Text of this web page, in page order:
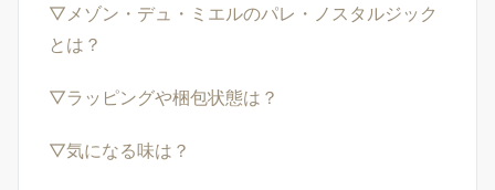
▽メゾン・デュ・ミエルのパレ・ノスタルジック
とは？
▽ラッピングや梱包状態は？
▽気になる味は？